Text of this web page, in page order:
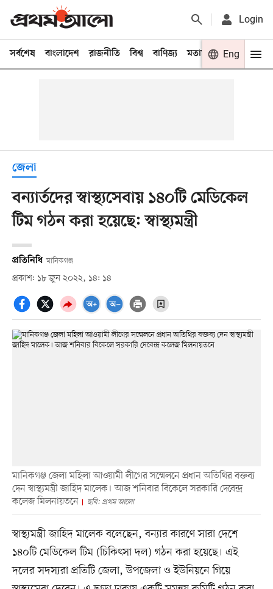
Login
সর্বশেষ বাংলাদেশ রাজনীতি বিশ্ব বাণিজ্য মতামত খেলা
Eng
জেলা
বন্যার্তদের স্বাস্থ্যসেবায় ১৪০টি মেডিকেল
টিম গঠন করা হয়েছে: স্বাস্থ্যমন্ত্রী
প্রতিনিধি মানিকগঞ্জ
প্রকাশ: ১৮ জুন ২০২২, ১৪: ১৪
মানিকগঞ্জ জেলা মহিলা আওয়ামী লীগের সম্মেলনে প্রধান অতিথির বক্তব্য
দেন স্বাস্থ্যমন্ত্রী জাহিদ মালেক। আজ শনিবার বিকেলে সরকারি দেবেন্দ্র
কলেজ মিলনায়তনে
ছবি: প্রথম আলো
স্বাস্থ্যমন্ত্রী জাহিদ মালেক বলেছেন, বন্যার কারণে সারা দেশে
১৪০টি মেডিকেল টিম (চিকিৎসা দল) গঠন করা হয়েছে। এই
দলের সদস্যরা প্রতিটি জেলা, উপজেলা ও ইউনিয়নে গিয়ে